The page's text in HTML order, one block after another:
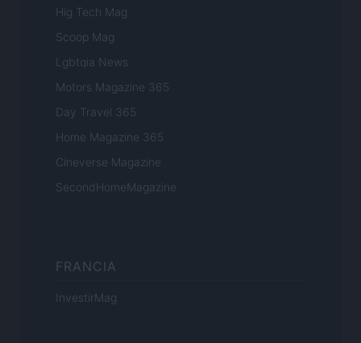
Hig Tech Mag
Scoop Mag
Lgbtqia News
Motors Magazine 365
Day Travel 365
Home Magazine 365
Cineverse Magazine
SecondHomeMagazine
FRANCIA
InvestirMag